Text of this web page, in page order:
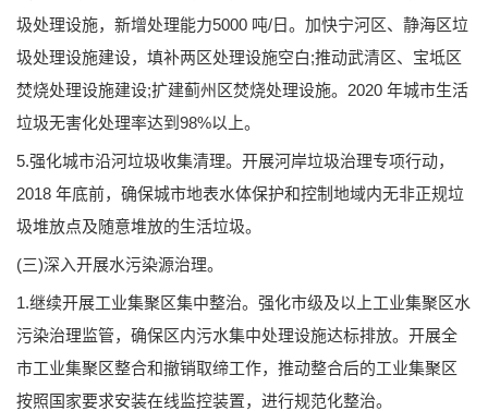
圾处理设施，新增处理能力5000 吨/日。加快宁河区、静海区垃
圾处理设施建设，填补两区处理设施空白;推动武清区、宝坻区
焚烧处理设施建设;扩建蓟州区焚烧处理设施。2020 年城市生活
垃圾无害化处理率达到98%以上。
5.强化城市沿河垃圾收集清理。开展河岸垃圾治理专项行动，
2018 年底前，确保城市地表水体保护和控制地域内无非正规垃
圾堆放点及随意堆放的生活垃圾。
(三)深入开展水污染源治理。
1.继续开展工业集聚区集中整治。强化市级及以上工业集聚区水
污染治理监管，确保区内污水集中处理设施达标排放。开展全
市工业集聚区整合和撤销取缔工作，推动整合后的工业集聚区
按照国家要求安装在线监控装置，进行规范化整治。